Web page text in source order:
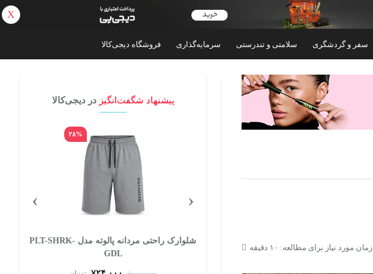
سفر و گردشگری سلامتی و تندرستی سرمایه‌گذاری فروشگاه دیجی‌کالا
زمان مورد نیاز برای مطالعه: ۱۰ دقیقه
پیشنهاد شگفت‌انگیز در دیجی‌کالا
111 بسته 6 عددی
۲۸%
شلوارک راحتی مردانه پالوته مدل PLT-SHRK-
GDL
‹
›
X